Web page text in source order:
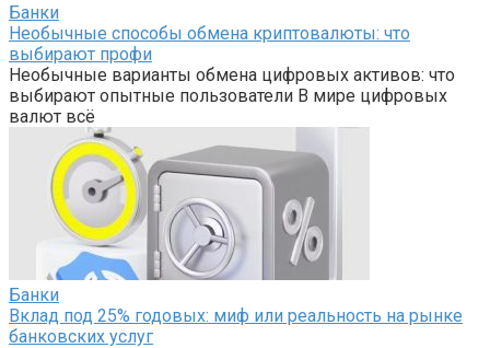
Банки
Необычные способы обмена криптовалюты: что
выбирают профи
Необычные варианты обмена цифровых активов: что
выбирают опытные пользователи В мире цифровых
валют всё
Банки
Вклад под 25% годовых: миф или реальность на рынке
банковских услуг